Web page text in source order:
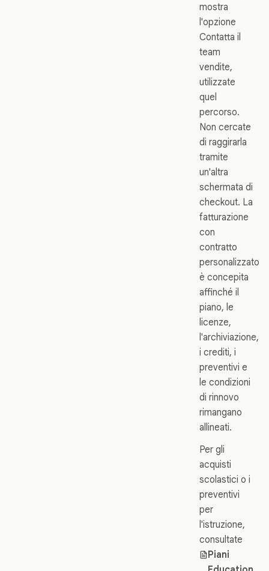
mostra
l'opzione
Contatta il
team
vendite,
utilizzate
quel
percorso.
Non cercate
di raggirarla
tramite
un'altra
schermata di
checkout. La
fatturazione
con
contratto
personalizzato
è concepita
affinché il
piano, le
licenze,
l'archiviazione,
i crediti, i
preventivi e
le condizioni
di rinnovo
rimangano
allineati.
Per gli
acquisti
scolastici o i
preventivi
per
l'istruzione,
consultate
Piani